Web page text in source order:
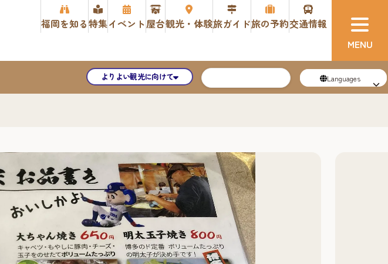
福岡を知る特集イベント屋台観光・体験旅ガイド旅の予約交通情報
よりよい観光に向けて Languages